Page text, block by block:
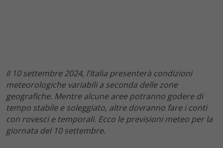
Il 10 settembre 2024, l’Italia presenterà condizioni
meteorologiche variabili a seconda delle zone
geografiche. Mentre alcune aree potranno godere di
tempo stabile e soleggiato, altre dovranno fare i conti
con rovesci e temporali. Ecco le previsioni meteo per la
giornata del 10 settembre.